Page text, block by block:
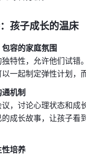
孩子成长的温床
容的家庭氛围
特性，允许他们试错
一起制定弹性计划，
机制
，讨论心理状态和成
成长故事，让孩子看
性培养